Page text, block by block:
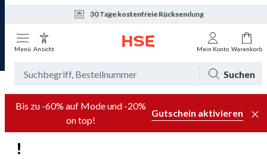
30 Tage kostenfreie Rücksendung
Tagesaktuelle Angebote
Menü Ansicht Mein Konto Warenkorb
Suchen
Bis zu -60% auf Mode und -20%
on top!
Gutschein aktivieren